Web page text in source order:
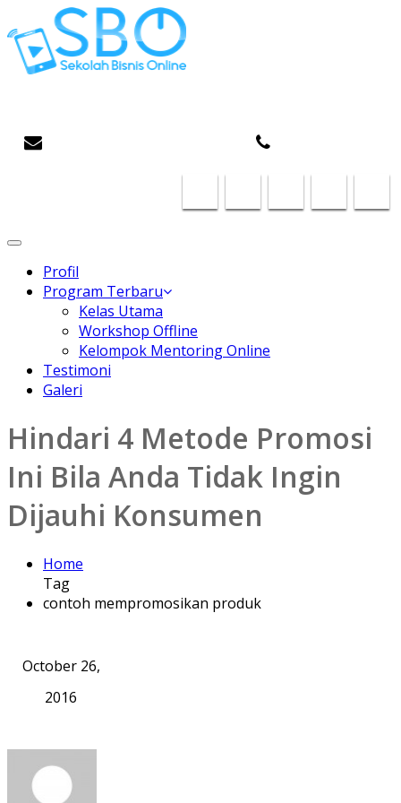
Toggle
Profil
Program Terbaru
Kelas Utama
Workshop Offline
Kelompok Mentoring Online
Testimoni
Galeri
Hindari 4 Metode Promosi
Ini Bila Anda Tidak Ingin
Dijauhi Konsumen
Home
Tag
contoh mempromosikan produk
October 26,
2016